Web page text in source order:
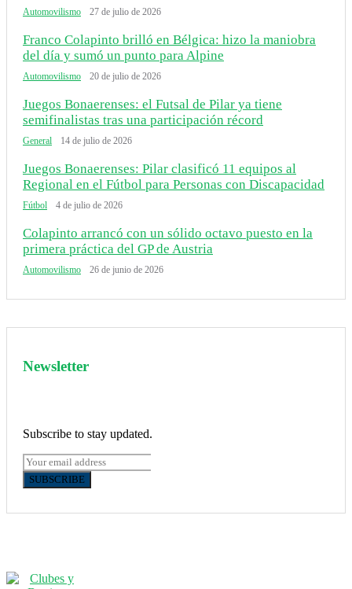
Automovilismo 27 de julio de 2026
Franco Colapinto brilló en Bélgica: hizo la maniobra
del día y sumó un punto para Alpine
Automovilismo 20 de julio de 2026
Juegos Bonaerenses: el Futsal de Pilar ya tiene
semifinalistas tras una participación récord
General 14 de julio de 2026
Juegos Bonaerenses: Pilar clasificó 11 equipos al
Regional en el Fútbol para Personas con Discapacidad
Fútbol 4 de julio de 2026
Colapinto arrancó con un sólido octavo puesto en la
primera práctica del GP de Austria
Automovilismo 26 de junio de 2026
Newsletter
Subscribe to stay updated.
SUBSCRIBE